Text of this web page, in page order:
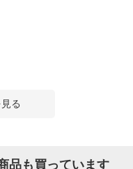
る
品も買っています